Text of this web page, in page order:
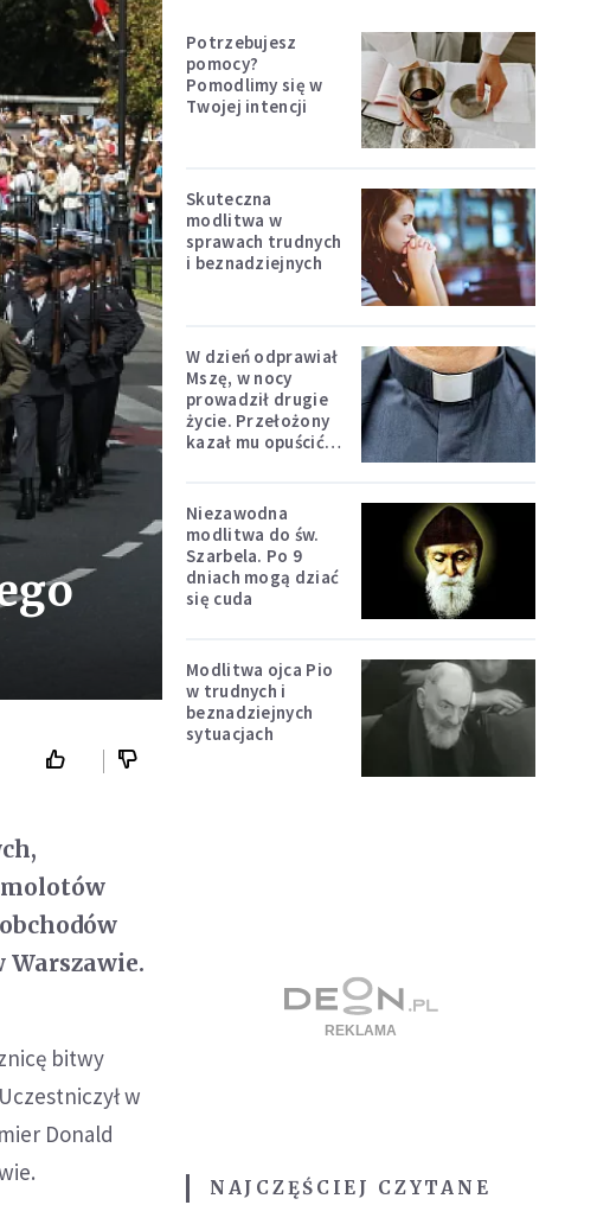
Warszawie.
bitwy
w
Donald
Potrzebujesz
pomocy?
Pomodlimy się w
Twojej intencji
Skuteczna
modlitwa w
sprawach trudnych
i beznadziejnych
W dzień odprawiał
Mszę, w nocy
prowadził drugie
życie. Przełożony
kazał mu opuścić
Niezawodna
modlitwa do św.
Szarbela. Po 9
dniach mogą dziać
się cuda
Modlitwa ojca Pio
w trudnych i
beznadziejnych
sytuacjach
NAJCZĘŚCIEJ CZYTANE